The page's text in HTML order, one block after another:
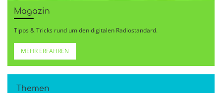
Magazin
Tipps & Tricks rund um den digitalen Radiostandard.
MEHR ERFAHREN
Themen